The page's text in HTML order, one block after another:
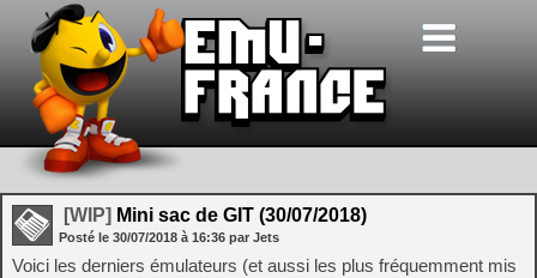
[WIP] Mini sac de GIT (30/07/2018)
Posté le 30/07/2018 à 16:36 par Jets
Voici les derniers émulateurs (et aussi les plus fréquemment mis